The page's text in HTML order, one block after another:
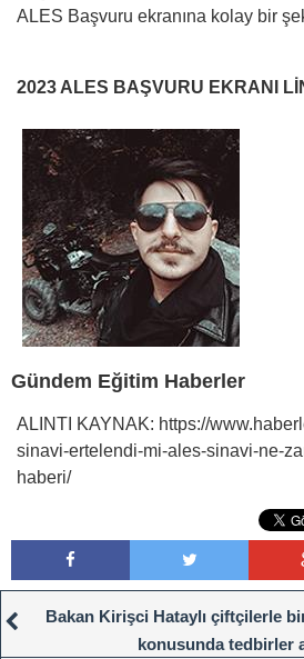
ALES Başvuru ekranına kolay bir
2023 ALES BAŞVURU EKRANI
Gündem Eğitim Haberler
ALINTI KAYNAK: https://
sinavi-ertelendi-mi-ales-sinavi-ne-
haberi/
Bakan Kirişci Hataylı çiftçilerle
konusunda tedbirler